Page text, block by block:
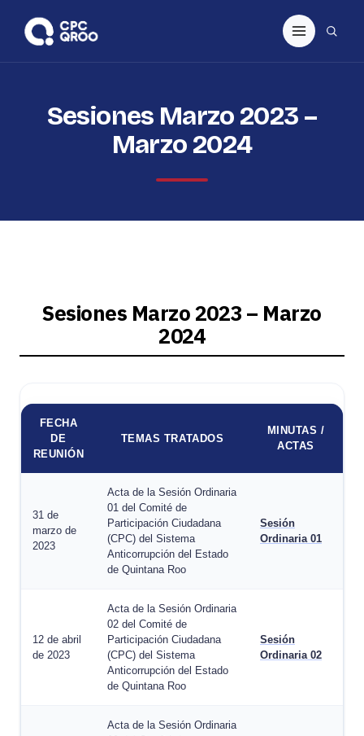
Sesiones Marzo 2023 –
Marzo 2024
Sesiones Marzo 2023 – Marzo
2024
FECHA
DE
REUNIÓN
TEMAS TRATADOS
MINUTAS /
ACTAS
31 de
marzo de
2023
Acta de la Sesión Ordinaria
01 del Comité de
Participación Ciudadana
(CPC) del Sistema
Anticorrupción del Estado
de Quintana Roo
Sesión
Ordinaria 01
12 de abril
de 2023
Acta de la Sesión Ordinaria
02 del Comité de
Participación Ciudadana
(CPC) del Sistema
Anticorrupción del Estado
de Quintana Roo
Sesión
Ordinaria 02
Acta de la Sesión Ordinaria